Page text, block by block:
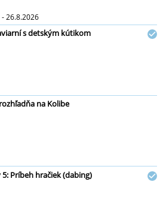
26.8.2026
s detským kútikom
na Kolibe
5: Príbeh hračiek (dabing)